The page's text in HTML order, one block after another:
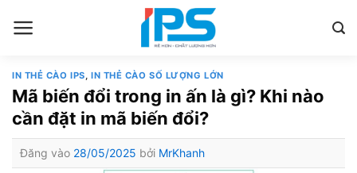
qua
dung
IN THẺ CÀO IPS, IN THẺ CÀO SỐ LƯỢNG LỚN
Mã biến đổi trong in ấn là gì? Khi nào
cần đặt in mã biến đổi?
Đăng vào 28/05/2025 bởi MrKhanh